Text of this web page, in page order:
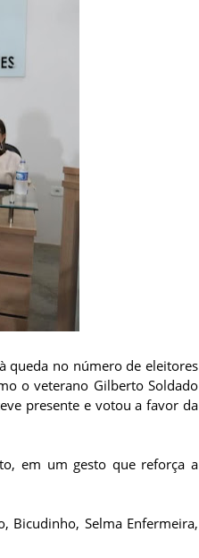
queda no número de eleitores
o veterano Gilberto Soldado
presente e votou a favor da
em um gesto que reforça a
Bicudinho, Selma Enfermeira,